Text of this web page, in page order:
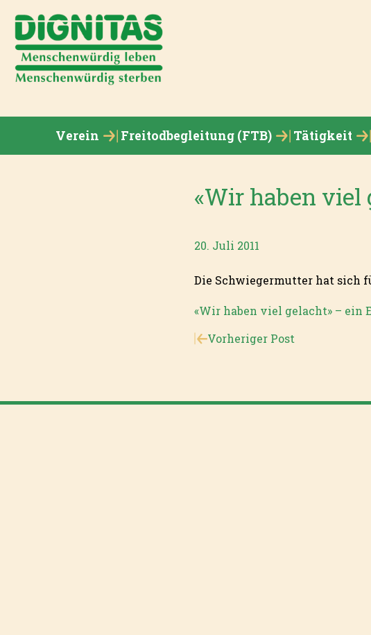
Verein Freitodbegleitung (FTB) Tätigkeit
«Wir haben viel
20. Juli 2011
Die Schwiegermutter hat sich
«Wir haben viel gelacht» – ein
Vorheriger Post